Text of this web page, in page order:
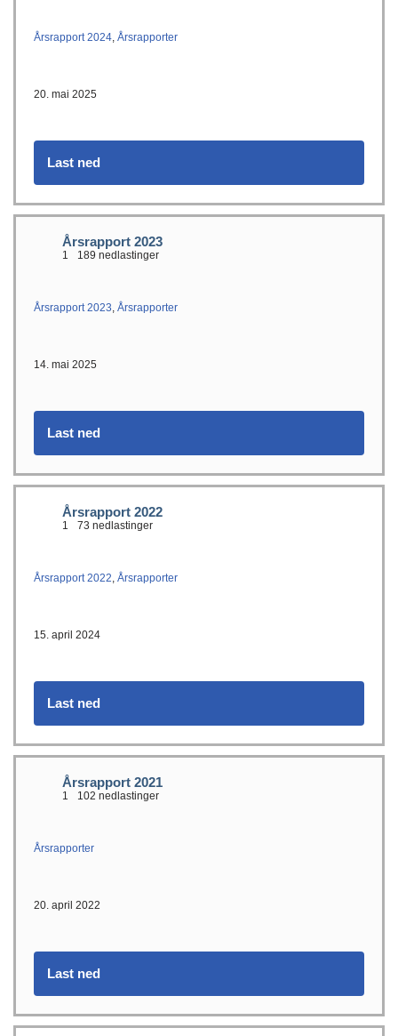
Årsrapport 2024 Årsrapporter
20. mai 2025
Last ned
Årsrapport 2023
1 189 nedlastinger
Årsrapport 2023 Årsrapporter
14. mai 2025
Last ned
Årsrapport 2022
1 73 nedlastinger
Årsrapport 2022 Årsrapporter
15. april 2024
Last ned
Årsrapport 2021
1 102 nedlastinger
Årsrapporter
20. april 2022
Last ned